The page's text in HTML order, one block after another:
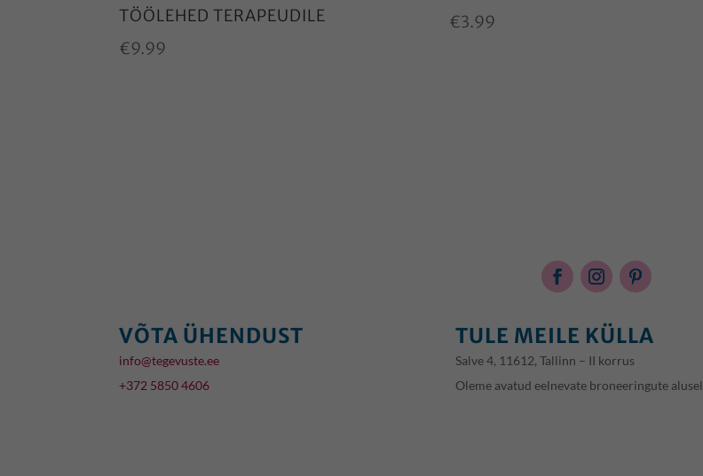
TÖÖLEHED TERAPEUDILE
€9.99
€3.99
VÕTA ÜHENDUST
info@tegevuste.ee
+372 5850 4606
TULE MEILE KÜLLA
Salve 4, 11612, Tallinn – II korrus
Oleme avatud eelnevate broneeringute alusel